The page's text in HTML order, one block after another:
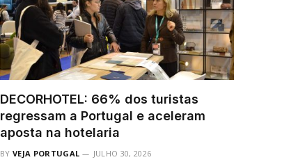
DECORHOTEL: 66% dos turistas
regressam a Portugal e aceleram
aposta na hotelaria
BY VEJA PORTUGAL JULHO 30, 2026